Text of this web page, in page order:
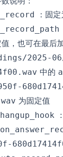
：固
，也可在最后
2025-
中的
为固定值